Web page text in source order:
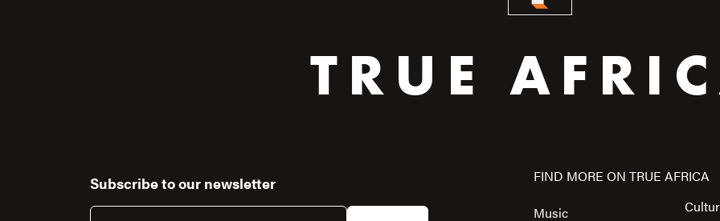
TRUE
Subscribe to our newsletter
FIND MORE ON TRUE AFRICA
Music